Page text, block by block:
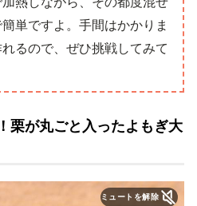
単ですよ。手間はかかりま
るので、ぜひ挑戦してみて
栗が丸ごと入ったよもぎ大
ミュートを解除